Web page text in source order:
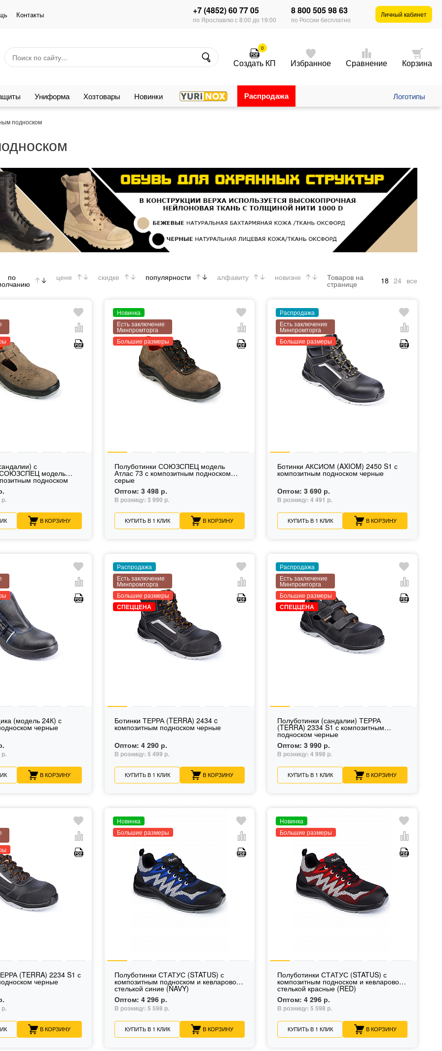
Контакты +7 (4852) 60 77 05
по Ярославлю с 8:00 до 19:00
8 800 505 98 63
по России бесплатно
Личный кабинет
0
Создать КП Избранное Сравнение Корзина
Униформа Хозтовары Новинки Распродажа Логотипы
подноском
по цене скидке популярности алфавиту новизне Товаров на
странице 18 24 все
с
модель
подноском
В КОРЗИНУ
Новинка
Есть заключение
Минпромторга
Большие размеры
Полуботинки СОЮЗСПЕЦ модель
Атлас 73 с композитным подноском
серые
Оптом:3 498 р.
В розницу:3 990 р.
КУПИТЬ В 1 КЛИК В КОРЗИНУ
Распродажа
Есть заключение
Минпромторга
Большие размеры
Ботинки АКСИОМ (AXIOM) 2450 S1 с
композитным подноском черные
Оптом:3 690 р.
В розницу:4 491 р.
КУПИТЬ В 1 КЛИК В КОРЗИНУ
(модель 24К) с
черные
В КОРЗИНУ
Распродажа
Есть заключение
Минпромторга
Большие размеры
СПЕЦЦЕНА
Ботинки ТЕРРА (TERRA) 2434 c
композитным подноском черные
Оптом:4 290 р.
В розницу:5 499 р.
КУПИТЬ В 1 КЛИК В КОРЗИНУ
Распродажа
Есть заключение
Минпромторга
Большие размеры
СПЕЦЦЕНА
Полуботинки (сандалии) ТЕРРА
(TERRA) 2334 S1 с композитным
подноском черные
Оптом:3 990 р.
В розницу:4 998 р.
КУПИТЬ В 1 КЛИК В КОРЗИНУ
(TERRA) 2234 S1 с
черные
В КОРЗИНУ
Новинка
Большие размеры
Полуботинки СТАТУС (STATUS) с
композитным подноском и кевларовой
стелькой синие (NAVY)
Оптом:4 296 р.
В розницу:5 598 р.
КУПИТЬ В 1 КЛИК В КОРЗИНУ
Новинка
Большие размеры
Полуботинки СТАТУС (STATUS) с
композитным подноском и кевларовой
стелькой красные (RED)
Оптом:4 296 р.
В розницу:5 598 р.
КУПИТЬ В 1 КЛИК В КОРЗИНУ